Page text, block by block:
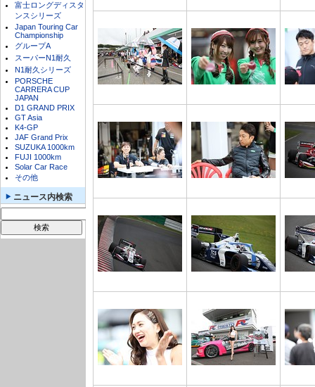
富士ロングディスタ
ンスシリーズ
Japan Touring Car
Championship
グループA
スーパーN1耐久
N1耐久シリーズ
PORSCHE
CARRERA CUP
JAPAN
D1 GRAND PRIX
GT Asia
K4-GP
JAF Grand Prix
SUZUKA 1000km
FUJI 1000km
Solar Car Race
その他
ニュース内検索